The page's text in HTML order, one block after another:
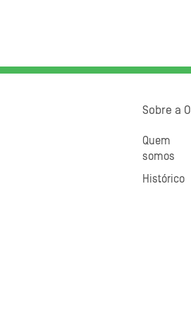
Sobre a OI
Quem
somos
Histórico